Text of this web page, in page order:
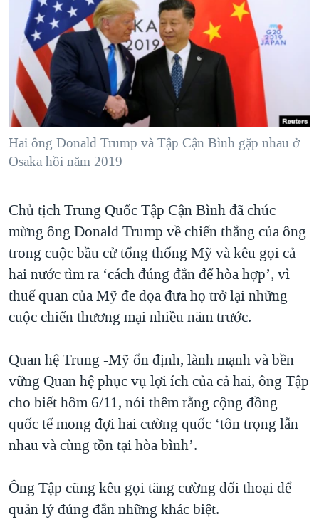
"Tìm"NGƯỜI VIỆT HẢI NGOẠI
ĐỜI SỐNG
KINH TẾ
KHOA HỌC
SỨC KHOẺ
VĂN HOÁ
THỂ THAO
TẠI
HÀNH TRÌNH BẦU CỬ 2024
MỘT NĂM CHIẾN TRANH TẠI DẢI GAZA
GIẢI MÃ VÀNH ĐAI & CON ĐƯỜNG
NGÀY TỊ NẠN THẾ GIỚI
GROUND ZERO – XƯA VÀ NAY
CÁC GIÁ TRỊ CỘNG HÒA Ở VIỆT NAM
THƯỢNG ĐỈNH TRUMP-KIM TẠI VIỆT NAM
TRỊNH VĨNH BÌNH VS. CHÍNH PHỦ VIỆT NAM
NGƯ DÂN VIỆT VÀ LÀN SÓNG TRỘM HẢI SÂM
BÊN KIA QUỐC LỘ: TIẾNG VỌNG TỪ NÔNG THÔN MỸ
VIDEO
NGHE
MẠNG XÃ HỘI
Ngôn ngữ khác
Hai ông Donald Trump và Tập Cận Bình gặp nhau ở
Osaka hồi năm 2019
Chủ tịch Trung Quốc Tập Cận Bình đã chúc
mừng ông Donald Trump về chiến thắng của ông
trong cuộc bầu cử tổng thống Mỹ và kêu gọi cả
hai nước tìm ra ‘cách đúng đắn để hòa hợp’, vì
thuế quan của Mỹ đe dọa đưa họ trở lại những
cuộc chiến thương mại nhiều năm trước.
Quan hệ Trung -Mỹ ổn định, lành mạnh và bền
vững Quan hệ phục vụ lợi ích của cả hai, ông Tập
cho biết hôm 6/11, nói thêm rằng cộng đồng
quốc tế mong đợi hai cường quốc ‘tôn trọng lẫn
nhau và cùng tồn tại hòa bình’.
Ông Tập cũng kêu gọi tăng cường đối thoại để
quản lý đúng đắn những khác biệt.